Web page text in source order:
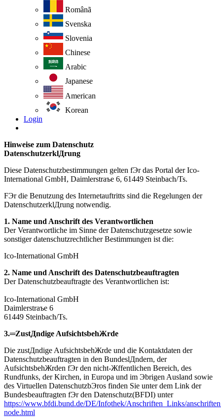
Românã
Svenska
Slovenia
Chinese
Arabic
Japanese
American
Korean
Login
Hinweise zum Datenschutz
DatenschutzerklДrung
Diese Datenschutzbestimmungen gelten fЭr das Portal der Ico-
International GmbH, Daimlerstraъe 6, 61449 Steinbach/Ts.
FЭr die Benutzung des Internetauftritts sind die Regelungen der
DatenschutzerklДrung notwendig.
1. Name und Anschrift des Verantwortlichen
Der Verantwortliche im Sinne der Datenschutzgesetze sowie
sonstiger datenschutzrechtlicher Bestimmungen ist die:
Ico-International GmbH
2. Name und Anschrift des Datenschutzbeauftragten
Der Datenschutzbeauftragte des Verantwortlichen ist:
Ico-International GmbH
Daimlerstraъe 6
61449 Steinbach/Ts.
3.═ZustДndige AufsichtsbehЖrde
Die zustДndige AufsichtsbehЖrde und die Kontaktdaten der
Datenschutzbeauftragten in den BundeslДndern, der
AufsichtsbehЖrden fЭr den nicht-Жffentlichen Bereich, des
Rundfunks, der Kirchen, in Europa und im Эbrigen Ausland sowie
des Virtuellen DatenschutzbЭros finden Sie unter dem Link der
Bundesbeauftragten fЭr den Datenschutz(BFDI) unter
https://www.bfdi.bund.de/DE/Infothek/Anschriften_Links/
node.html